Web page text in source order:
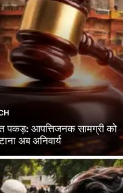
पकड़: आपत्तिजनक सामग्री को
अब अनिवार्य